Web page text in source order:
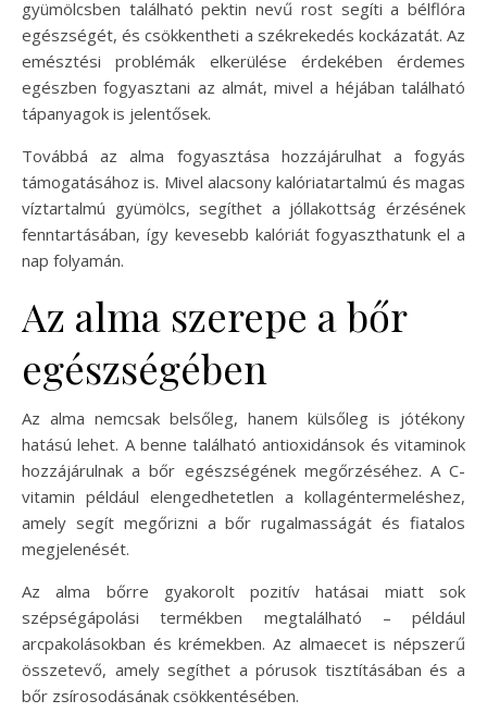
gyümölcsben található pektin nevű rost segíti a bélflóra
egészségét, és csökkentheti a székrekedés kockázatát. Az
emésztési problémák elkerülése érdekében érdemes
egészben fogyasztani az almát, mivel a héjában található
tápanyagok is jelentősek.
Továbbá az alma fogyasztása hozzájárulhat a fogyás
támogatásához is. Mivel alacsony kalóriatartalmú és magas
víztartalmú gyümölcs, segíthet a jóllakottság érzésének
fenntartásában, így kevesebb kalóriát fogyaszthatunk el a
nap folyamán.
Az alma szerepe a bőr
egészségében
Az alma nemcsak belsőleg, hanem külsőleg is jótékony
hatású lehet. A benne található antioxidánsok és vitaminok
hozzájárulnak a bőr egészségének megőrzéséhez. A C-
vitamin például elengedhetetlen a kollagéntermeléshez,
amely segít megőrizni a bőr rugalmasságát és fiatalos
megjelenését.
Az alma bőrre gyakorolt pozitív hatásai miatt sok
szépségápolási termékben megtalálható – például
arcpakolásokban és krémekben. Az almaecet is népszerű
összetevő, amely segíthet a pórusok tisztításában és a
bőr zsírosodásának csökkentésében.